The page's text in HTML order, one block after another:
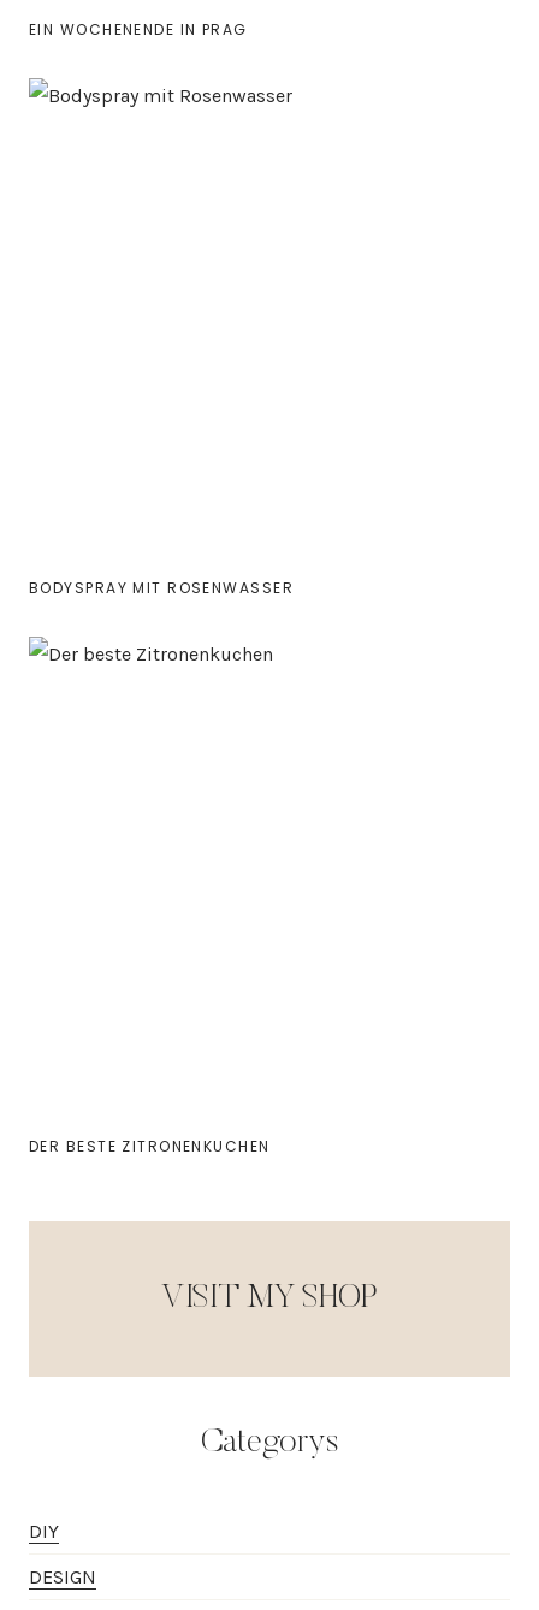
EIN WOCHENENDE IN PRAG
BODYSPRAY MIT ROSENWASSER
DER BESTE ZITRONENKUCHEN
VISIT MY SHOP
Categorys
DIY
DESIGN